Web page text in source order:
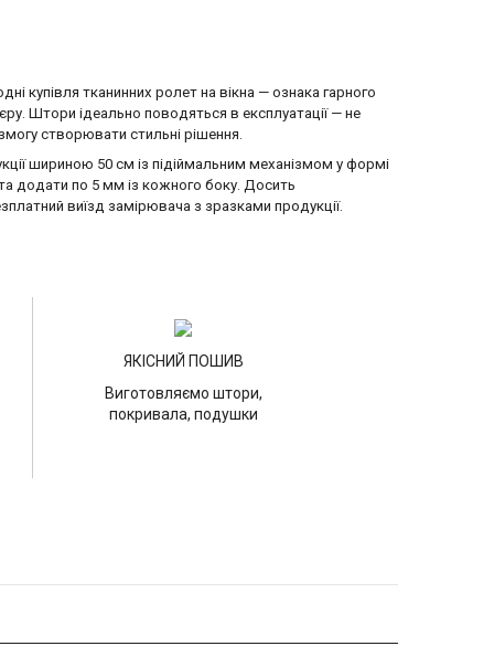
купівля тканинних ролет на вікна — ознака гарного
Штори ідеально поводяться в експлуатації — не
створювати стильні рішення.
шириною 50 см із підіймальним механізмом у формі
додати по 5 мм із кожного боку. Досить
виїзд замірювача з зразками продукції.
ЯКІСНИЙ ПОШИВ
Виготовляємо штори,
покривала, подушки